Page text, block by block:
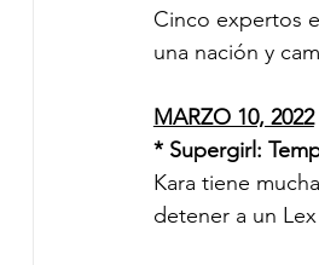
Cinco expertos
una nación y
MARZO 10, 2022
* Supergirl:
Kara tiene
detener a un